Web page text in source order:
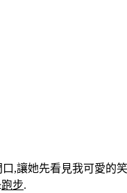
,讓她先看見我可愛的
跑步.